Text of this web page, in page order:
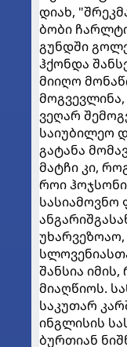
დიახ,
ბობი
გუნდში
ჰქონდა
მიიღო
ვეღარ
საიუბილეო
გატანა
მატჩი კი,
როი
შანსია
მიაღწიოს.
საკუთარ
ინგლისის
ბურთიან